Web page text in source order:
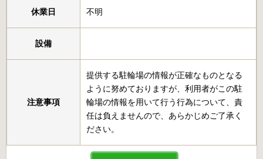
休業日 不明
設備
注意事項
提供する駐輪場の情報が正確なものとなる
ように努めておりますが、利用者がこの駐
輪場の情報を用いて行う行為について、責
任は負えませんので、あらかじめご了承く
ださい。